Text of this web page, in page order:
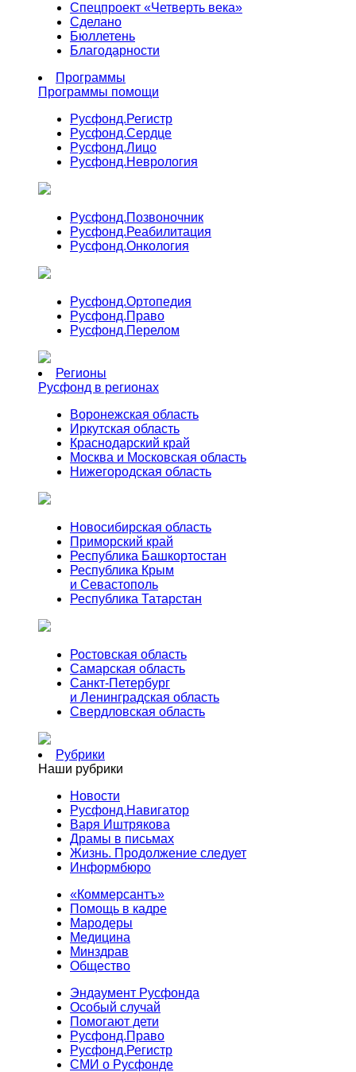
Спецпроект «Четверть века»
Сделано
Бюллетень
Благодарности
Программы
Программы помощи
Русфонд.Регистр
Русфонд.Сердце
Русфонд.Лицо
Русфонд.Неврология
Русфонд.Позвоночник
Русфонд.Реабилитация
Русфонд.Онкология
Русфонд.Ортопедия
Русфонд.Право
Русфонд.Перелом
Регионы
Русфонд в регионах
Воронежская область
Иркутская область
Краснодарский край
Москва и Московская область
Нижегородская область
Новосибирская область
Приморский край
Республика Башкортостан
Республика Крым
и Севастополь
Республика Татарстан
Ростовская область
Самарская область
Санкт-Петербург
и Ленинградская область
Свердловская область
Рубрики
Наши рубрики
Новости
Русфонд.Навигатор
Варя Иштрякова
Драмы в письмах
Жизнь. Продолжение следует
Информбюро
«Коммерсантъ»
Помощь в кадре
Мародеры
Медицина
Минздрав
Общество
Эндаумент Русфонда
Особый случай
Помогают дети
Русфонд.Право
Русфонд.Регистр
СМИ о Русфонде